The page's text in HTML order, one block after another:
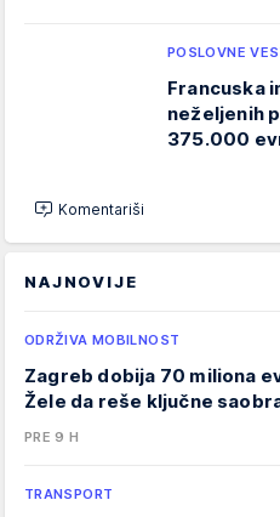
POSLOVNE
Francuska
neželjenih
375.000
Komentariši
NAJNOVIJE
ODRŽIVA MOBILNOST
Zagreb dobija 70 miliona
Žele da reše ključne
PRE 9 H
TRANSPORT